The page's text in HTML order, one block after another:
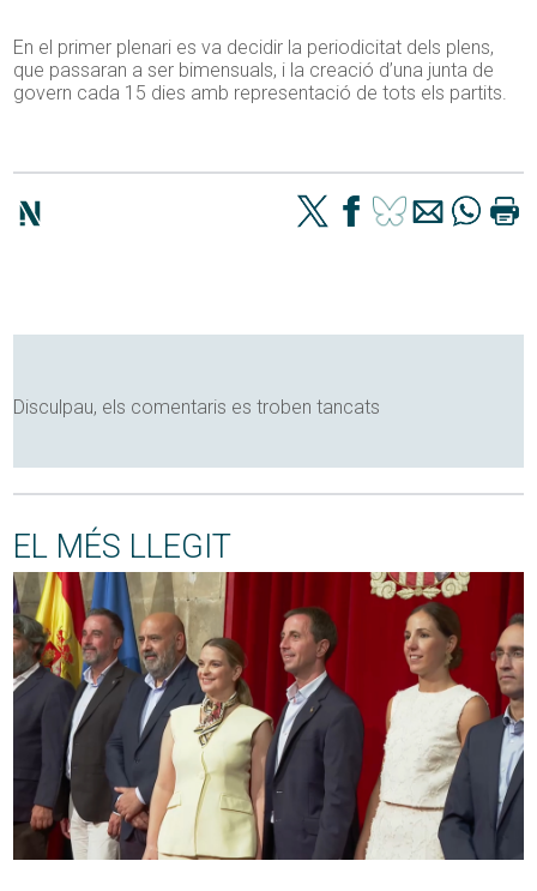
En el primer plenari es va decidir la periodicitat dels plens,
que passaran a ser bimensuals, i la creació d’una junta de
govern cada 15 dies amb representació de tots els partits.
Disculpau, els comentaris es troben tancats
EL MÉS LLEGIT